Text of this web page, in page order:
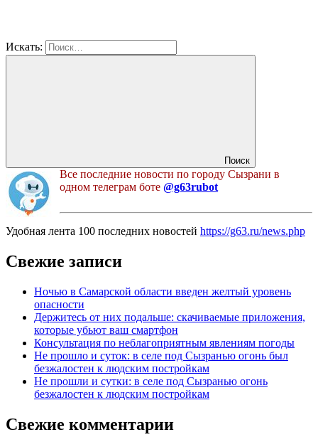
Искать:
Поиск
Все последние новости по городу Сызрани в
одном телеграм боте @g63rubot
Удобная лента 100 последних новостей https://g63.ru/news.php
Свежие записи
Ночью в Самарской области введен желтый уровень
опасности
Держитесь от них подальше: скачиваемые приложения,
которые убьют ваш смартфон
Консультация по неблагоприятным явлениям погоды
Не прошло и суток: в селе под Сызранью огонь был
безжалостен к людским постройкам
Не прошли и сутки: в селе под Сызранью огонь
безжалостен к людским постройкам
Свежие комментарии